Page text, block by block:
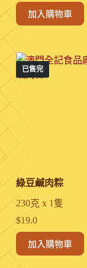
加入購物車
已售完
綠豆鹹肉粽
230克 x 1隻
$19.0
加入購物車